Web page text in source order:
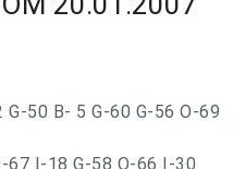
50 B- 5 G-60 G-56 O-69
67 I-18 G-58 O-66 I-30